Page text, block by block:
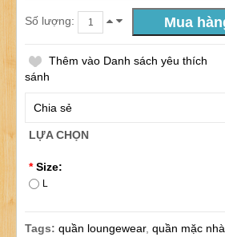
Số lượng:
Thêm vào Danh sách yêu thích
sánh
Chia sẻ
LỰA CHỌN
* Size:
L
Tags: quần loungewear, quần mặc nhà